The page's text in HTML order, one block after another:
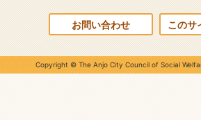
お問い合わせ このサ
Copyright © The Anjo City Council of Social